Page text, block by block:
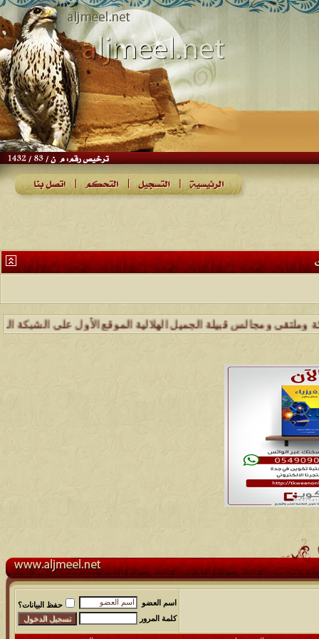
قبيلة الجميل الهلالية الموقع الأول على الشبكة العنكبوتية
اسم العضو
حفظ البيانات؟
كلمة المرور